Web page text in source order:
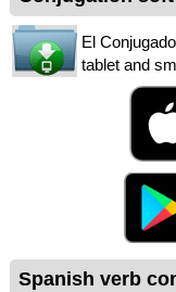
El
tablet and
Spanish verb